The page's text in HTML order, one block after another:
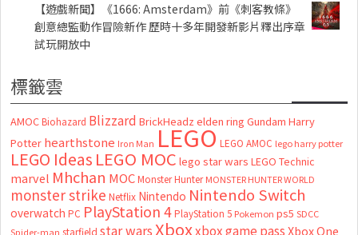
【遊戲新聞】《1666: Amsterdam》前《刺客教條》
創意總監動作冒險新作 歷時十多年開發新影片釋出序章
試玩開放中
標籤雲
AMOC Biohazard Blizzard BrickHeadz elden ring Gundam Harry
Potter hearthstone Iron Man LEGO LEGO AMOC lego harry potter
LEGO Ideas LEGO MOC lego star wars LEGO Technic
marvel Mhchan MOC Monster Hunter MONSTER HUNTER WORLD
monster strike Netflix Nintendo Nintendo Switch
overwatch PC PlayStation 4 PlayStation 5 Pokemon ps5 SDCC
Spider-man starfield star warsXboxxbox game passXbox One